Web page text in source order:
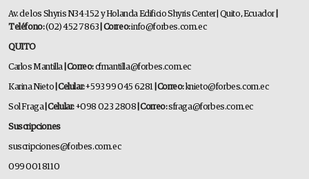
Av. de los Shyris N34-152 y Holanda Edificio Shyris Center | Quito, Ecuador
Teléfono:(02) 452 7863 | Correo:info@forbes.com.ec
QUITO
Carlos Mantilla | Correo:cfmantilla@forbes.com.ec
Karina Nieto | Celular:+593 99 045 6281 | Correo:knieto@forbes.com.ec
Sol Fraga| Celular:+098 023 2808 | Correo:sfraga@forbes.com.ec
Suscripciones
suscripciones@forbes.com.ec
099 001 8110